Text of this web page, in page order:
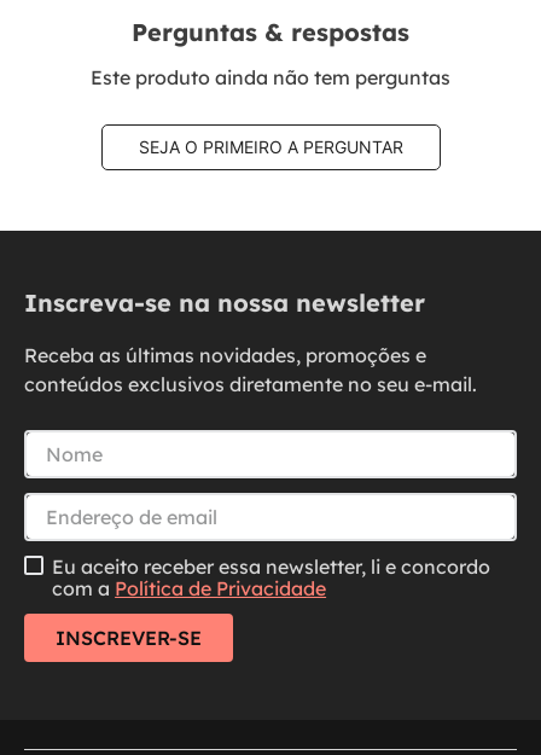
Perguntas & respostas
Este produto ainda não tem perguntas
SEJA O PRIMEIRO A PERGUNTAR
Inscreva-se na nossa newsletter
Receba as últimas novidades, promoções e
conteúdos exclusivos diretamente no seu e-mail.
Eu aceito receber essa newsletter, li e concordo
com a Política de Privacidade
INSCREVER-SE